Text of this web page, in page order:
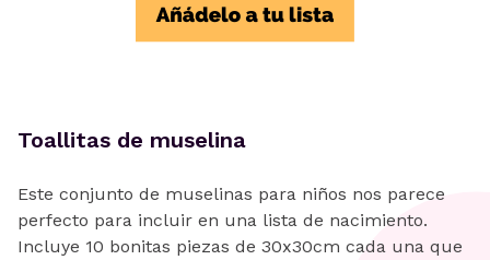
Toallitas de muselina
Este conjunto de muselinas para niños nos parece
perfecto para incluir en una lista de nacimiento.
Incluye 10 bonitas piezas de 30x30cm cada una que